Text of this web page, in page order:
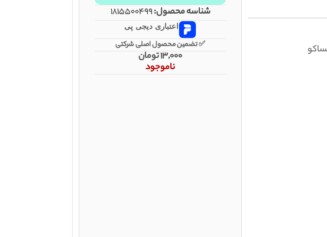
شناسه محصول:1815500499
اعتباری دیجی پی
✅ تضمین محصول اصلی شرکتی
13,000تومان
ناموجود